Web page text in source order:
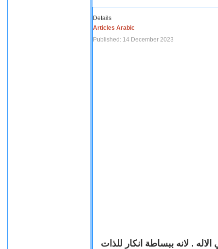
Details
Articles Arabic
Published: 14 December 2023
. لانه ببساطة انكار للذات